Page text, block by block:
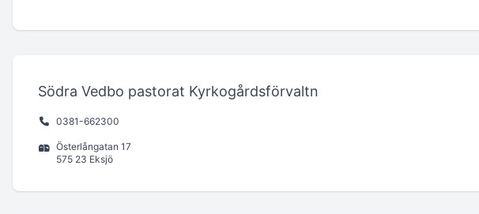
Södra Vedbo pastorat Kyrkogårdsförvaltn
0381-662300
Österlångatan 17
575 23 Eksjö